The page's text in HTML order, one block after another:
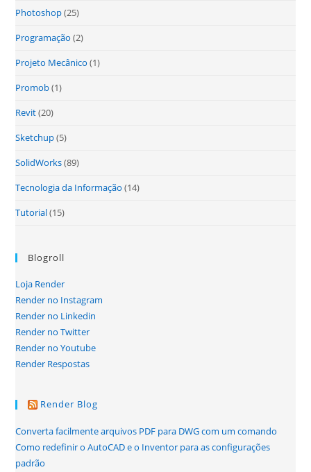
Photoshop(25)
Programação (2)
Projeto Mecânico (1)
Promob(1)
Revit(20)
Sketchup(5)
SolidWorks(89)
Tecnologia da Informação (14)
Tutorial(15)
Blogroll
Loja Render
Render no Instagram
Render no Linkedin
Render no Twitter
Render no Youtube
Render Respostas
Render Blog
Converta facilmente arquivos PDF para DWG com um comando
Como redefinir o AutoCAD e o Inventor para as configurações
padrão